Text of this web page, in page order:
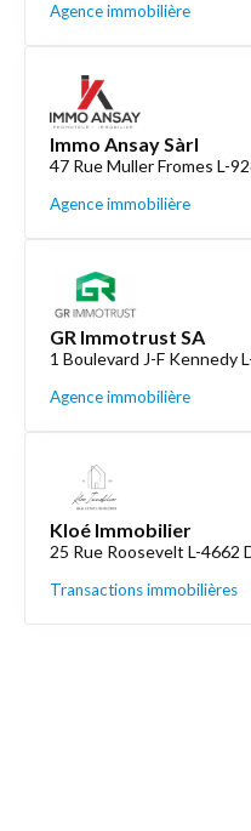
Agence immobilière
Immo Ansay Sàrl
47 Rue Muller Fromes L-
Agence immobilière
GR Immotrust SA
1 Boulevard J-F Kennedy
Agence immobilière
Kloé Immobilier
25 Rue Roosevelt L-4662
Transactions immobilières